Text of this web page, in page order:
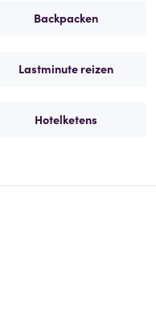
Backpacken
Lastminute reizen
Hotelketens